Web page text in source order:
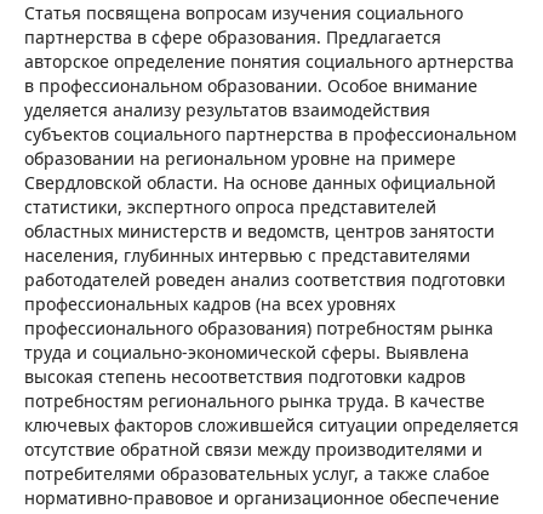
Статья посвящена вопросам изучения социального
партнерства в сфере образования. Предлагается
авторское определение понятия социального артнерства
в профессиональном образовании. Особое внимание
уделяется анализу результатов взаимодействия
субъектов социального партнерства в профессиональном
образовании на региональном уровне на примере
Свердловской области. На основе данных официальной
статистики, экспертного опроса представителей
областных министерств и ведомств, центров занятости
населения, глубинных интервью с представителями
работодателей роведен анализ соответствия подготовки
профессиональных кадров (на всех уровнях
профессионального образования) потребностям рынка
труда и социально-экономической сферы. Выявлена
высокая степень несоответствия подготовки кадров
потребностям регионального рынка труда. В качестве
ключевых факторов сложившейся ситуации определяется
отсутствие обратной связи между производителями и
потребителями образовательных услуг, а также слабое
нормативно-правовое и организационное обеспечение